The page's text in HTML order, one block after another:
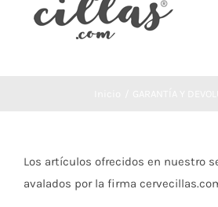
Los artículos ofrecidos en nuestro
avalados por la firma